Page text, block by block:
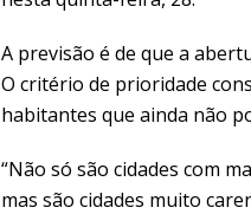
A previsão é de que a
O critério de prioridade
habitantes que ainda não
“Não só são cidades com
mas são cidades muito